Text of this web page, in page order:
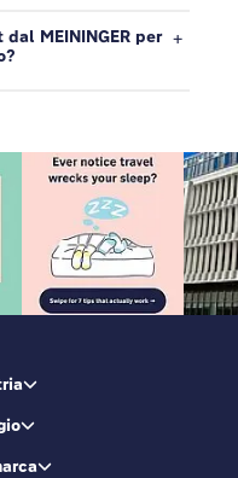
MEININGER per